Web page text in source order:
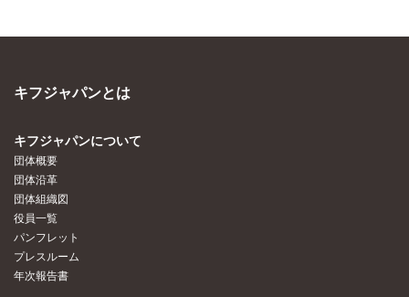
キフジャパンとは
キフジャパンについて
団体概要
団体沿革
団体組織図
役員一覧
パンフレット
プレスルーム
年次報告書